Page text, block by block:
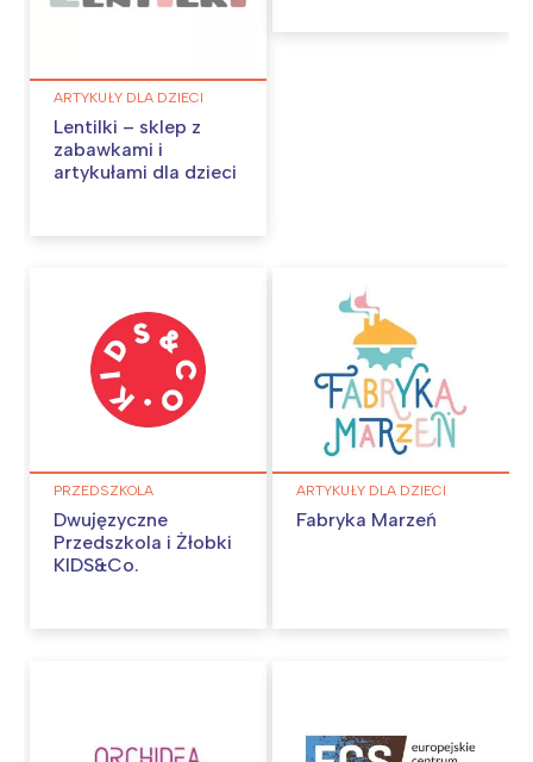
ARTYKUŁY DLA DZIECI
Lentilki – sklep z
zabawkami i
artykułami dla dzieci
PRZEDSZKOLA
Dwujęzyczne
Przedszkola i Żłobki
KIDS&Co.
ARTYKUŁY DLA DZIECI
Fabryka Marzeń